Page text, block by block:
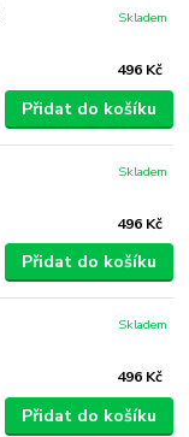
496 Kč
Skladem
Přidat do košíku
496 Kč
Skladem
Přidat do košíku
496 Kč
Skladem
Přidat do košíku